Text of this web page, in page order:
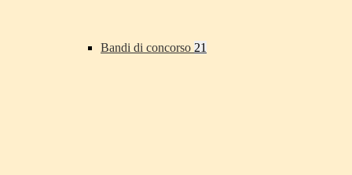
Bandi di concorso 21